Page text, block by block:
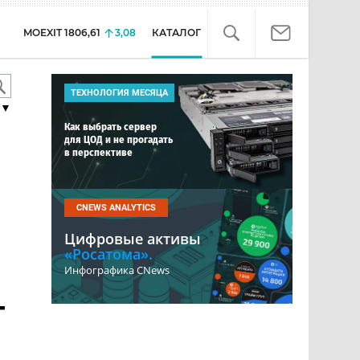
MOEXIT 1806,61 3,08 КАТАЛОГ
ТЕХНОЛОГИЯ МЕСЯЦА
Как выбрать сервер
для ЦОД и не прогадать
в перспективе
CNEWS ANALYTICS
Цифровые активы
«Росатома».
Инфографика CNews